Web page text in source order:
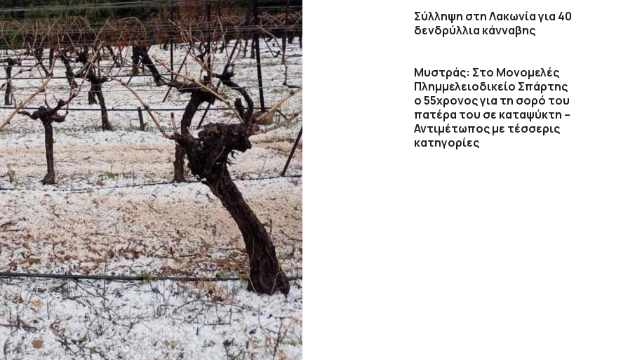
Σύλληψη στη Λακωνία για 40
δενδρύλλια κάνναβης
Μυστράς: Στο Μονομελές
Πλημμελειοδικείο Σπάρτης
ο 55χρονος για τη σορό του
πατέρα του σε καταψύκτη –
Αντιμέτωπος με τέσσερις
κατηγορίες